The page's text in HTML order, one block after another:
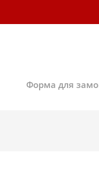
Форма для